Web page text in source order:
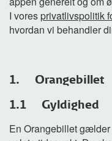
I vores privatlivspolitik
hvordan vi behandler
1. Orangebillet
1.1 Gyldighed
En Orangebillet